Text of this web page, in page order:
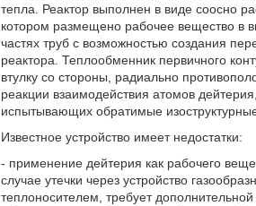
тепла. Реактор выполнен в виде соосно
котором размещено рабочее вещество в
частях труб с возможностью создания
реактора. Теплообменник первичного
втулку со стороны, радиально
реакции взаимодействия атомов
испытывающих обратимые
Известное устройство имеет недостатки:
- применение дейтерия как рабочего
случае утечки через устройство
теплоносителем, требует